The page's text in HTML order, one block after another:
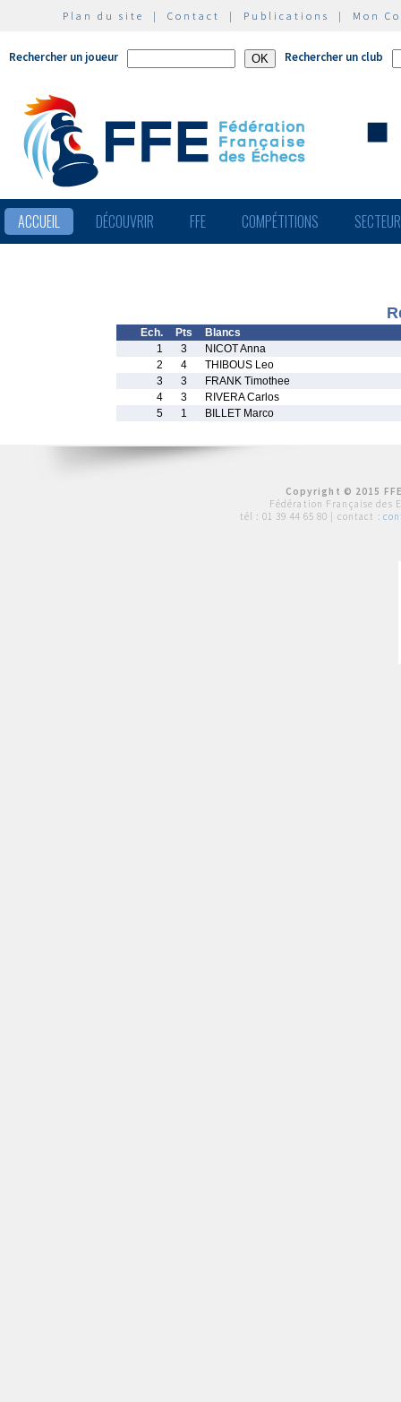
Plan du site | Contact | Publications | Mon
Rechercher un joueur Rechercher un club
ACCUEIL DÉCOUVRIR FFE COMPÉTITIONS
Ech. Pts
Blancs
1
3
NICOT Anna
2
4
THIBOUS Leo
3
3
FRANK Timothee
4
3
RIVERA Carlos
5
1 BILLET Marco
Copyright © 2015
Fédération Française des
tél : 01 39 44 65 80 | contact :